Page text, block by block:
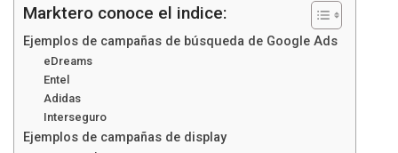
Marktero conoce el indice:
Ejemplos de campañas de búsqueda de Google Ads
eDreams
Entel
Adidas
Interseguro
Ejemplos de campañas de display